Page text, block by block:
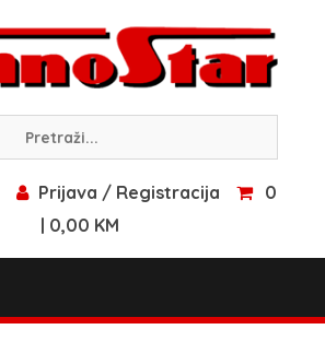
Prijava / Registracija
0
| 0,00 KM